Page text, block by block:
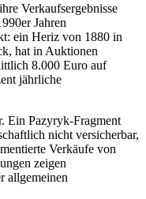
Verkaufsergebnisse
Jahren
ein Heriz von 1880 in
hat in Auktionen
8.000 Euro auf
jährliche
Ein Pazyryk-Fragment
nicht versicherbar,
Verkäufe von
zeigen
allgemeinen